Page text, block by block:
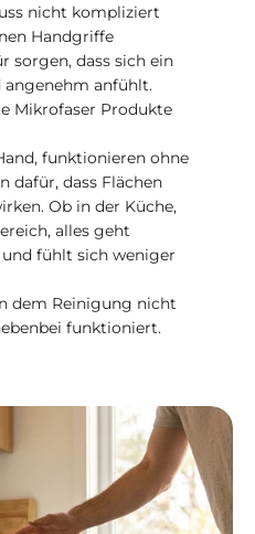
nicht kompliziert
Handgriffe
sorgen, dass sich ein
angenehm anfühlt.
Mikrofaser Produkte
funktionieren ohne
dafür, dass Flächen
Ob in der Küche,
alles geht
fühlt sich weniger
dem Reinigung nicht
funktioniert.